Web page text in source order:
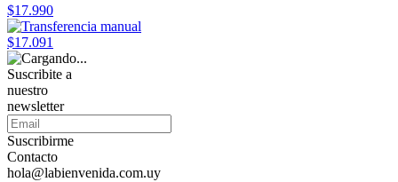
$17.990
$17.091
Suscribite a
nuestro
newsletter
Suscribirme
Contacto
hola@labienvenida.com.uy